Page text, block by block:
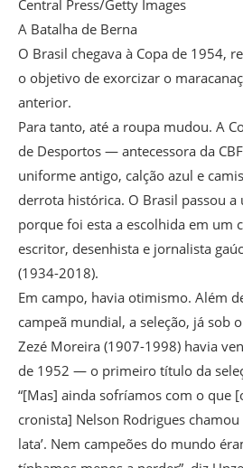
Central Press/Getty Images
A Batalha de Berna
O Brasil chegava à Copa de 1954,
o objetivo de exorcizar o
anterior.
Para tanto, até a roupa mudou. A
de Desportos — antecessora da
uniforme antigo, calção azul e
derrota histórica. O Brasil passou a
porque foi esta a escolhida em um
escritor, desenhista e jornalista
(1934-2018).
Em campo, havia otimismo. Além
campeã mundial, a seleção, já sob
Zezé Moreira (1907-1998) havia
de 1952 — o primeiro título da
“[Mas] ainda sofríamos com o que
cronista] Nelson Rodrigues
lata’. Nem campeões do mundo